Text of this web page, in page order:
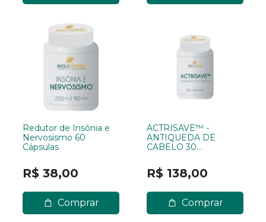
Redutor de Insônia e
Nervosismo 60
Cápsulas
R$ 38,00
Comprar
ACTRISAVE™ -
ANTIQUEDA DE
CABELO 30
R$ 138,00
Comprar